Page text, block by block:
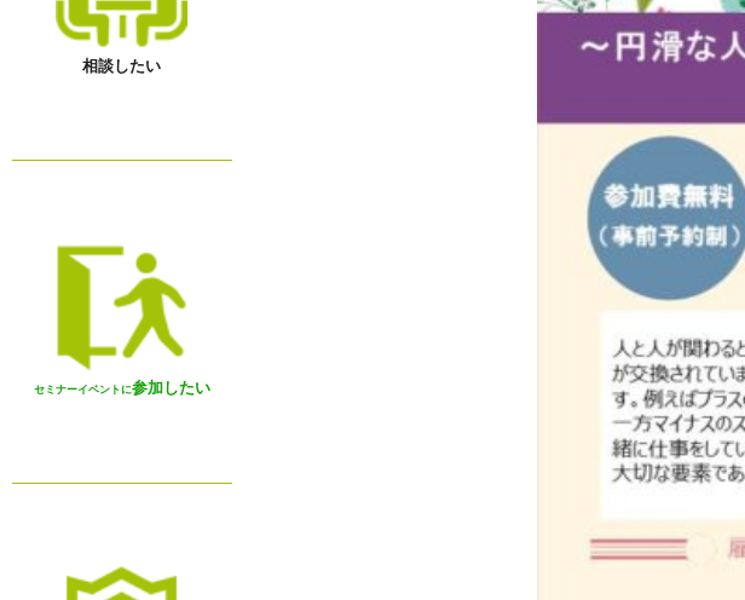
相談したい
セミナーイベントに参加したい